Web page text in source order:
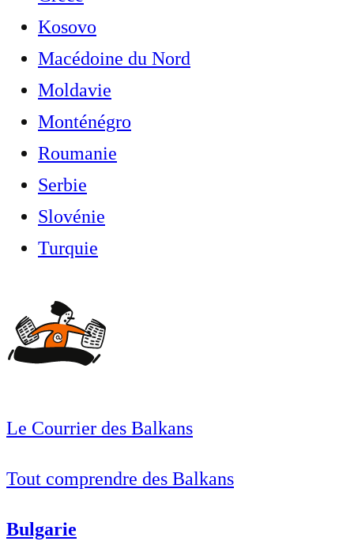
Kosovo
Macédoine du Nord
Moldavie
Monténégro
Roumanie
Serbie
Slovénie
Turquie
Le Courrier des Balkans
Tout comprendre des Balkans
Bulgarie